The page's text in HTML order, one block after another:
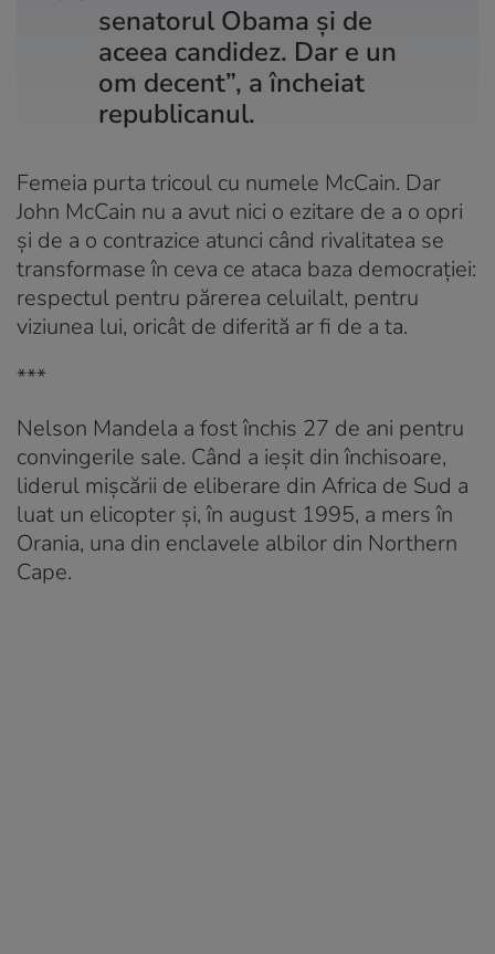
senatorul Obama și de
aceea candidez. Dar e un
om decent”, a încheiat
republicanul.
Femeia purta tricoul cu numele McCain. Dar
John McCain nu a avut nici o ezitare de a o opri
și de a o contrazice atunci când rivalitatea se
transformase în ceva ce ataca baza democrației:
respectul pentru părerea celuilalt, pentru
viziunea lui, oricât de diferită ar fi de a ta.
***
Nelson Mandela a fost închis 27 de ani pentru
convingerile sale. Când a ieșit din închisoare,
liderul mișcării de eliberare din Africa de Sud a
luat un elicopter și, în august 1995, a mers în
Orania, una din enclavele albilor din Northern
Cape.